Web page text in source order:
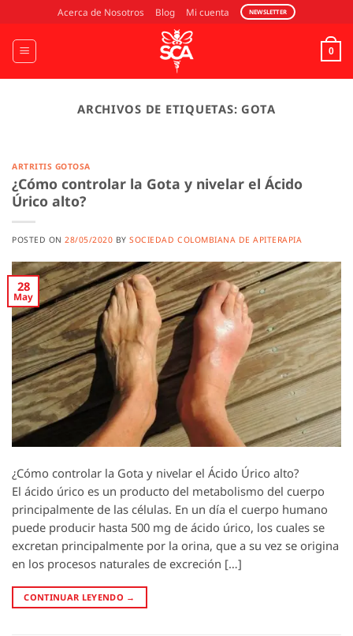
al
contenido
Acerca de Nosotros Blog Mi cuenta NEWSLETTER
0
ARCHIVOS DE ETIQUETAS: GOTA
ARTRITIS GOTOSA
¿Cómo controlar la Gota y nivelar el Ácido
Úrico alto?
POSTED ON28/05/2020 BYSOCIEDAD COLOMBIANA DE APITERAPIA
28
May
¿Cómo controlar la Gota y nivelar el Ácido Úrico alto?
El ácido úrico es un producto del metabolismo del cuerpo
principalmente de las células. En un día el cuerpo humano
puede producir hasta 500 mg de ácido úrico, los cuales se
excretan principalmente por la orina, que a su vez se origina
en los procesos naturales de excreción […]
CONTINUAR LEYENDO →